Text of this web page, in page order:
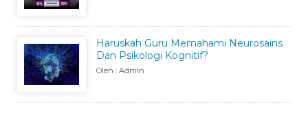
Haruskah Guru Memahami Neurosains
Dan Psikologi Kognitif?
Oleh : Admin